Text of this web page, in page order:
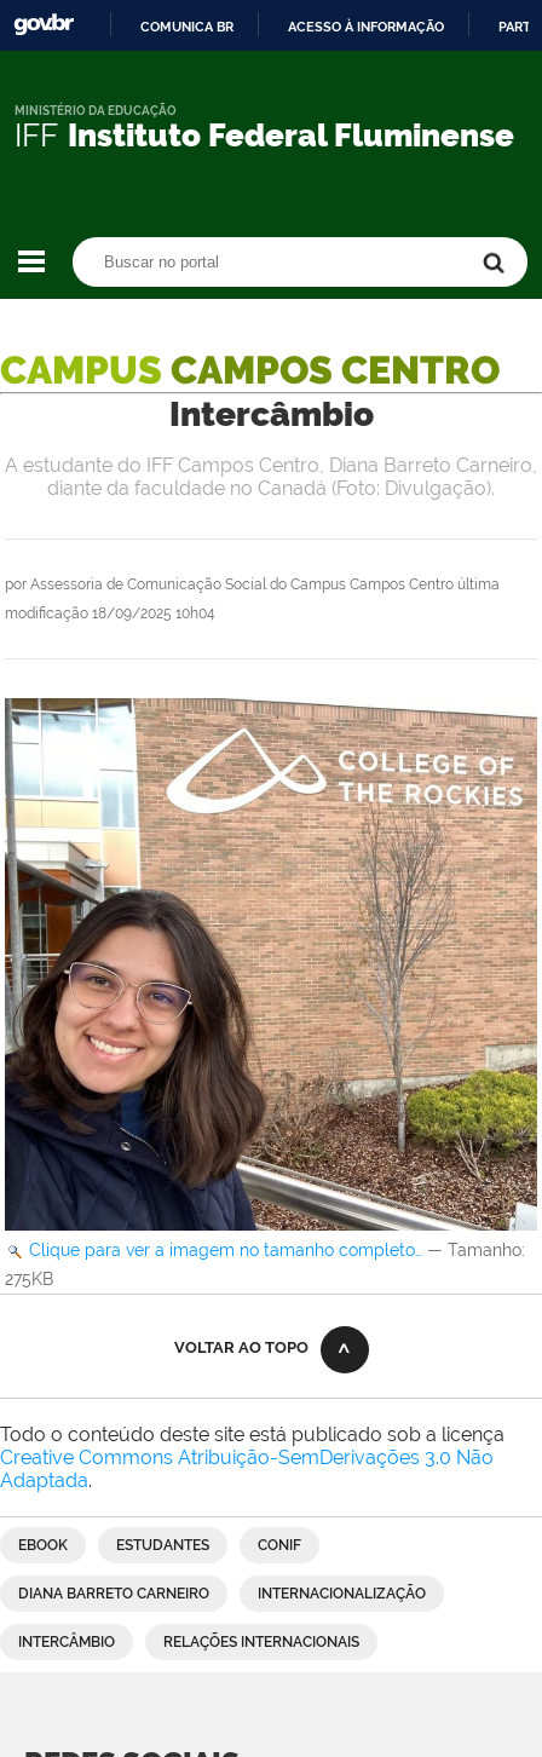
CONTEÚDO
COMUNICA BR ACESSO À INFORMAÇÃO
IFF Instituto Federal Fluminense
MINISTÉRIO DA EDUCAÇÃO
CAMPUS CAMPOS CENTRO
Intercâmbio
por Assessoria de Comunicação Social do Campus Campos Centro última
modificação 18/09/2025 10h04
A estudante do IFF Campos Centro, Diana Barreto Carneiro,
diante da faculdade no Canadá (Foto: Divulgação).
Clique para ver a imagem no tamanho completo… — Tamanho:
275KB
VOLTAR AO TOPO
Todo o conteúdo deste site está publicado sob a licença
Creative Commons Atribuição-SemDerivações 3.0 Não
Adaptada.
EBOOK ESTUDANTES CONIF
DIANA BARRETO CARNEIRO INTERNACIONALIZAÇÃO
INTERCÂMBIO RELAÇÕES INTERNACIONAIS